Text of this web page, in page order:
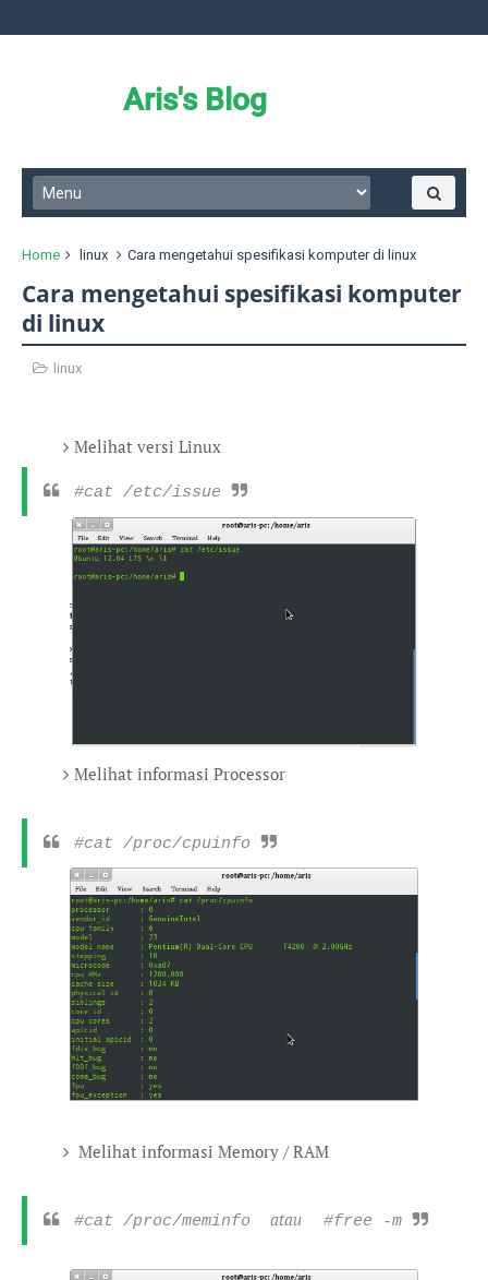
Aris's Blog
Home linux Cara mengetahui spesifikasi komputer di linux
Cara mengetahui spesifikasi komputer
di linux
linux
Melihat versi Linux
#cat /etc/issue
Melihat informasi Processor
#cat /proc/cpuinfo
Melihat informasi Memory / RAM
#cat /proc/meminfo atau #free -m